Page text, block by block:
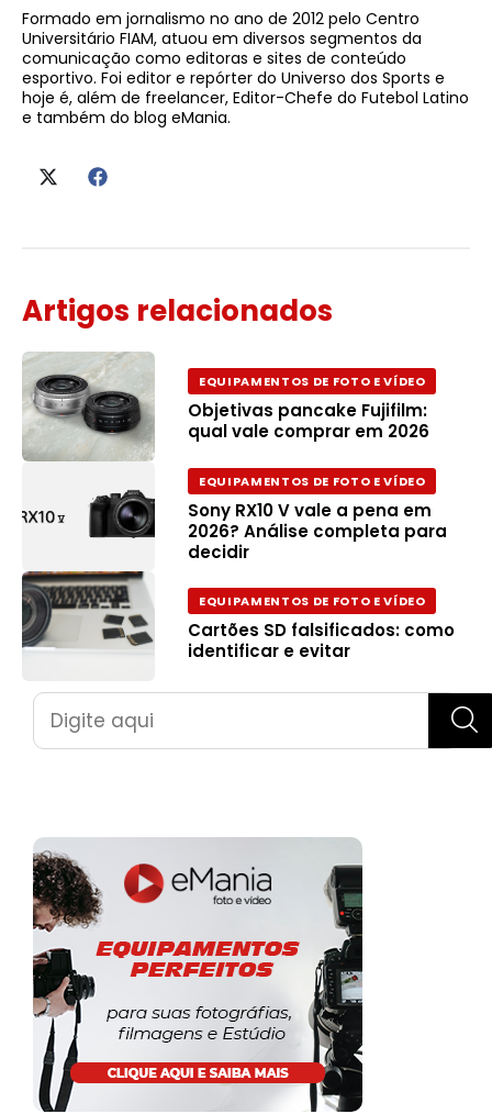
Formado em jornalismo no ano de 2012 pelo Centro
Universitário FIAM, atuou em diversos segmentos da
comunicação como editoras e sites de conteúdo
esportivo. Foi editor e repórter do Universo dos Sports e
hoje é, além de freelancer, Editor-Chefe do Futebol Latino
e também do blog eMania.
Artigos relacionados
EQUIPAMENTOS DE FOTO E VÍDEO
Objetivas pancake Fujifilm:
qual vale comprar em 2026
EQUIPAMENTOS DE FOTO E VÍDEO
Sony RX10 V vale a pena em
2026? Análise completa para
decidir
EQUIPAMENTOS DE FOTO E VÍDEO
Cartões SD falsificados: como
identificar e evitar
Pesquisar